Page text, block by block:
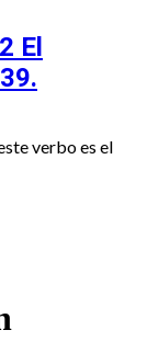
El
verbo es el